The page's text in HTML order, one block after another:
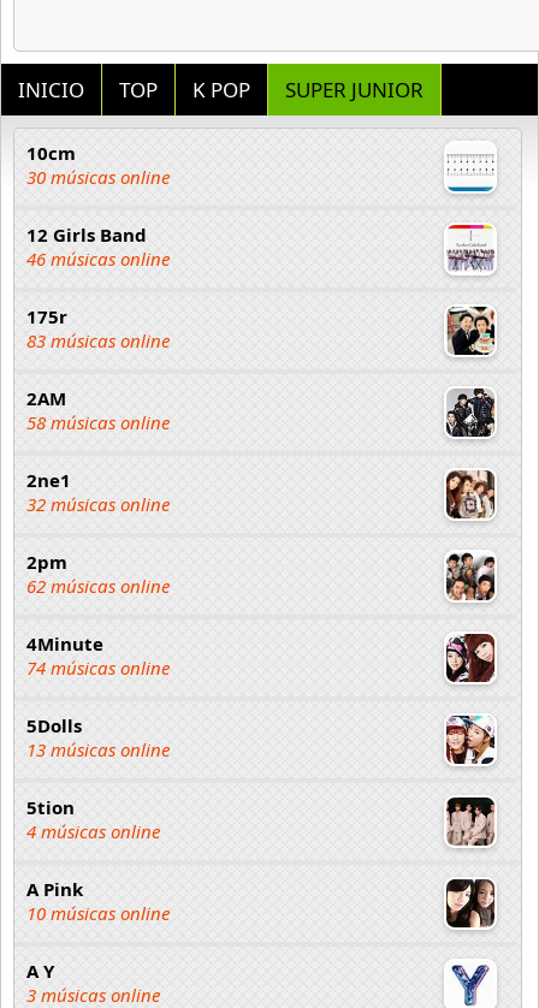
INICIO TOP K POP SUPER JUNIOR
10cm
30 músicas online
12 Girls Band
46 músicas online
175r
83 músicas online
2AM
58 músicas online
2ne1
32 músicas online
2pm
62 músicas online
4Minute
74 músicas online
5Dolls
13 músicas online
5tion
4 músicas online
A Pink
10 músicas online
A Y
3 músicas online